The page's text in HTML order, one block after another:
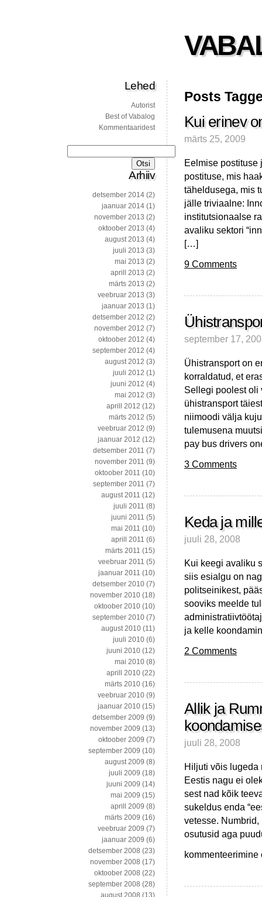
Posts
Kui erinev
märts 25, 2009
Eelmise postituse
postituse, mis
täheldusega, mis
jälle triviaalne:
institutsionaalse
avaliku sektori
[…]
9 Comments
september 17,
Ühistransport on
korraldatud, et
Sellegi poolest oli
ühistransport
niimoodi välja
tulemusena
pay bus drivers
3 Comments
Keda ja
juuli 28, 2008
Kui keegi avaliku
siis esialgu on
politseinikest,
sooviks meelde
ja kelle
2 Comments
Allik ja
juuli 28, 2008
Hiljuti võis lugeda
Eestis nagu ei
sest nad kõik
sukeldus enda
vetesse.
osutusid aga
Allik
ametnikest,
Lehed
Autorist
Best of Vabalog
Kommentaaridest
Arhiiv
detsember 2014 (2)
jaanuar 2014 (1)
november 2013 (2)
oktoober 2013 (4)
august 2013 (4)
juuli 2013 (3)
mai 2013 (2)
aprill 2013 (2)
märts 2013 (2)
veebruar 2013 (3)
jaanuar 2013 (1)
detsember 2012 (2)
november 2012 (7)
oktoober 2012 (4)
september 2012 (4)
august 2012 (3)
juuli 2012 (1)
juuni 2012 (4)
mai 2012 (3)
aprill 2012 (12)
märts 2012 (5)
veebruar 2012 (9)
jaanuar 2012 (12)
detsember 2011 (7)
november 2011 (9)
oktoober 2011 (10)
september 2011 (7)
august 2011 (12)
juuli 2011 (8)
juuni 2011 (5)
mai 2011 (10)
aprill 2011 (6)
märts 2011 (15)
veebruar 2011 (5)
jaanuar 2011 (10)
detsember 2010 (7)
november 2010 (18)
oktoober 2010 (10)
september 2010 (7)
august 2010 (11)
juuli 2010 (6)
juuni 2010 (12)
mai 2010 (8)
aprill 2010 (22)
märts 2010 (16)
veebruar 2010 (9)
jaanuar 2010 (15)
detsember 2009 (9)
november 2009 (13)
oktoober 2009 (7)
september 2009 (10)
august 2009 (8)
juuli 2009 (18)
juuni 2009 (14)
mai 2009 (15)
aprill 2009 (8)
märts 2009 (16)
veebruar 2009 (7)
jaanuar 2009 (6)
detsember 2008 (23)
november 2008 (17)
oktoober 2008 (22)
september 2008 (28)
august 2008 (13)